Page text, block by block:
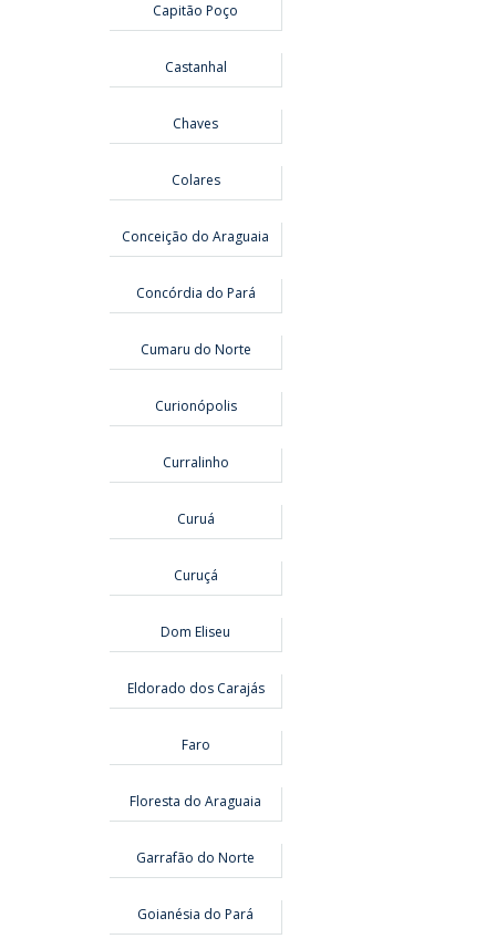
Capitão Poço
Castanhal
Chaves
Colares
Conceição do Araguaia
Concórdia do Pará
Cumaru do Norte
Curionópolis
Curralinho
Curuá
Curuçá
Dom Eliseu
Eldorado dos Carajás
Faro
Floresta do Araguaia
Garrafão do Norte
Goianésia do Pará